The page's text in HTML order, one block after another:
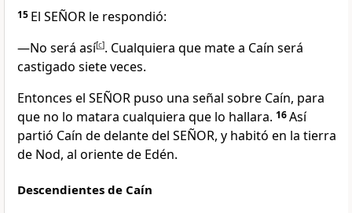
15 El SEÑOR le respondió:
—No será así[c]. Cualquiera que mate a Caín será
castigado siete veces.
Entonces el SEÑOR puso una señal sobre Caín, para
que no lo matara cualquiera que lo hallara. 16Así
partió Caín de delante del SEÑOR, y habitó en la tierra
de Nod, al oriente de Edén.
Descendientes de Caín